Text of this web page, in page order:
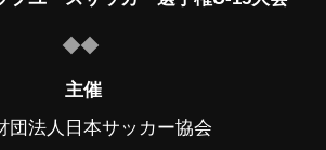
主催
団法人日本サッカー協会